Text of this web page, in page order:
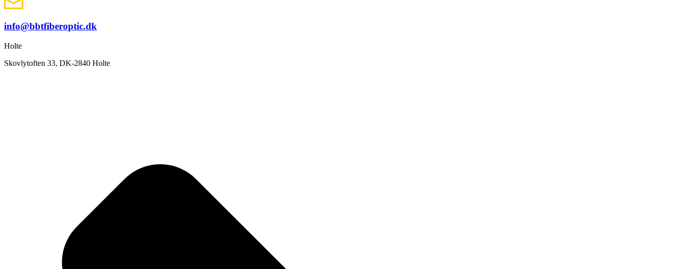
info@bbtfiberoptic.dk
Holte
Skovlytoften 33, DK-2840 Holte